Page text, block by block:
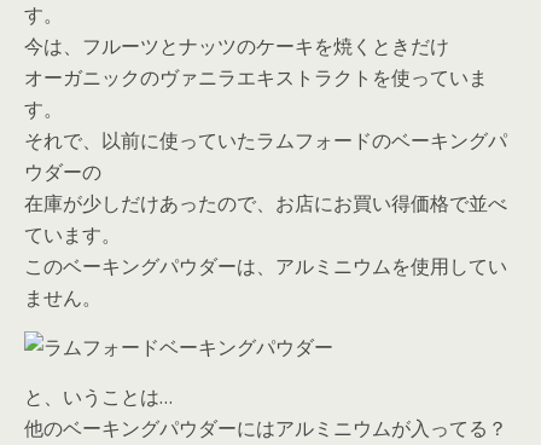
す。
今は、フルーツとナッツのケーキを焼くときだけ
オーガニックのヴァニラエキストラクトを使っていま
す。
それで、以前に使っていたラムフォードのベーキングパ
ウダーの
在庫が少しだけあったので、お店にお買い得価格で並べ
ています。
このベーキングパウダーは、アルミニウムを使用してい
ません。
と、いうことは…
他のベーキングパウダーにはアルミニウムが入ってる？